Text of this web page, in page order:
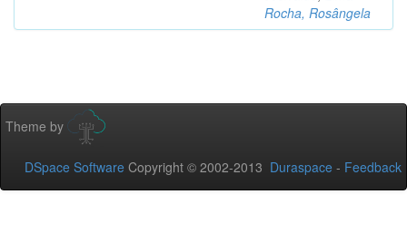
Rocha, Rosângela
Theme by
DSpace Software Copyright © 2002-2013 Duraspace - Feedback